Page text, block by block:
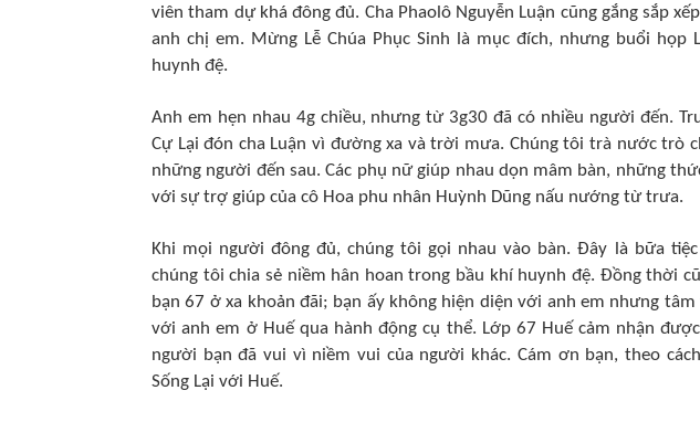
viên tham dự khá đông đủ. Cha Phaolô Nguyễn Luận cũng gắng sắp
anh chị em. Mừng Lễ Chúa Phục Sinh là mục đích, nhưng buổi
huynh đệ.
Anh em hẹn nhau 4g chiều, nhưng từ 3g30 đã có nhiều người đến.
Cự Lại đón cha Luận vì đường xa và trời mưa. Chúng tôi trà nước trò
những người đến sau. Các phụ nữ giúp nhau dọn mâm bàn, những
với sự trợ giúp của cô Hoa phu nhân Huỳnh Dũng nấu nướng từ trưa.
Khi mọi người đông đủ, chúng tôi gọi nhau vào bàn. Đây là bữa
chúng tôi chia sẻ niềm hân hoan trong bầu khí huynh đệ. Đồng thời
bạn 67 ở xa khoản đãi; bạn ấy không hiện diện với anh em nhưng
với anh em ở Huế qua hành động cụ thể. Lớp 67 Huế cảm nhận
người bạn đã vui vì niềm vui của người khác. Cám ơn bạn, theo
Sống Lại với Huế.